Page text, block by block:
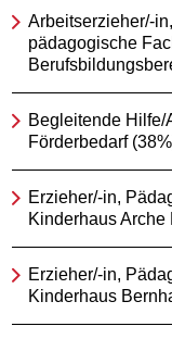
Arbeitserzieher/-
pädagogische
Begleitende Hilfe/
Förderbedarf
Erzieher/-in,
Kinderhaus
Erzieher/-in,
Kinderhaus